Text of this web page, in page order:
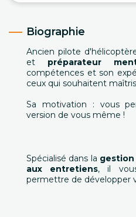
Biographie
Ancien pilote
et préparateur
compétences et son
ceux qui souhaitent
Sa motivation : vous
version de vous même !
Spécialisé dans la gestion
aux entretiens, il
permettre de développer